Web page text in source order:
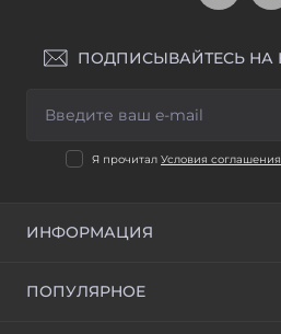
ПОДПИСЫВАЙТЕСЬ НА
Я прочитал Условия соглашения
ИНФОРМАЦИЯ
Условия соглашения
ПОПУЛЯРНОЕ